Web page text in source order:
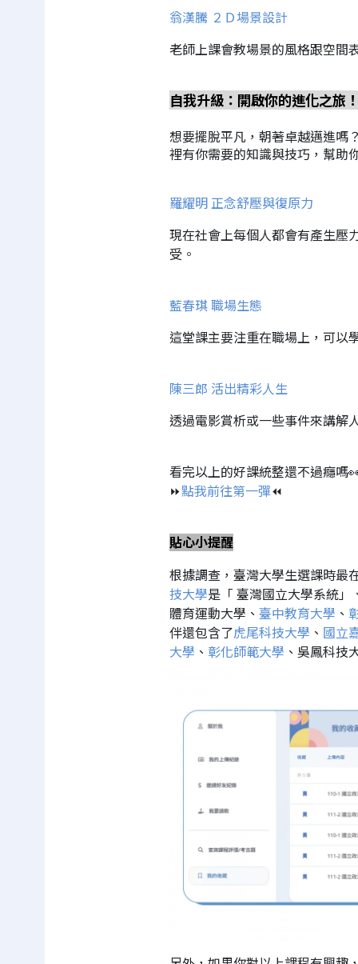
翁漢騰 ２Ｄ場景設計
老師上課會教場景的風格跟空間
自我升級：開啟你的進化之旅
想要擺脫平凡，朝著卓越邁進嗎
裡有你需要的知識與技巧，幫助
羅耀明 正念舒壓與復原力
現在社會上每個人都會有產生壓
受。
藍春琪 職場生態
這堂課主要注重在職場上，可以
陳三郎 活出精彩人生
透過電影賞析或一些事件來講解
看完以上的好課統整還不過癮嗎
⏩點我前往第一彈⏪
貼心小提醒
根據調查，臺灣大學生選課時最
技大學是「 臺灣國立大學系統
體育運動大學、 臺中教育大學 、
伴還包含了虎尾科技大學 、 國立
大學 、 彰化師範大學 、吳鳳科技